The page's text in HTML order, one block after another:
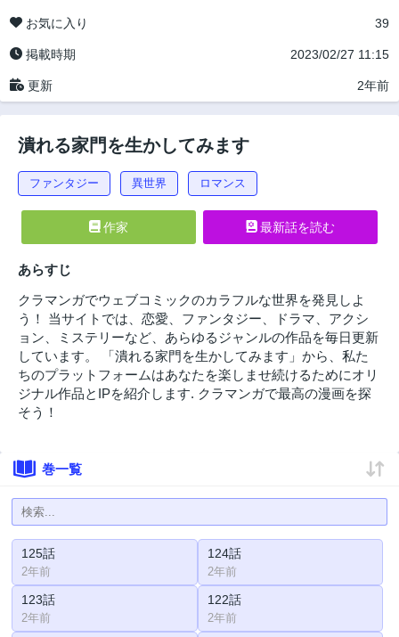
お気に入り 39
掲載時期 2023/02/27 11:15
更新 2年前
潰れる家門を生かしてみます
ファンタジー 異世界 ロマンス
作家 最新話を読む
あらすじ
クラマンガでウェブコミックのカラフルな世界を発見しよ
う！ 当サイトでは、恋愛、ファンタジー、ドラマ、アクシ
ョン、ミステリーなど、あらゆるジャンルの作品を毎日更新
しています。 「潰れる家門を生かしてみます」から、私た
ちのプラットフォームはあなたを楽しませ続けるためにオリ
ジナル作品とIPを紹介します. クラマンガで最高の漫画を探
そう！
巻一覧
125話
2年前
124話
2年前
123話
2年前
122話
2年前